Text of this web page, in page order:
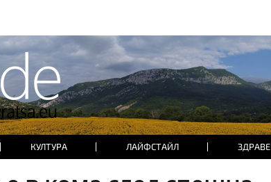
КУЛТУРА ЛАЙФСТАЙЛ ЗДРАВЕ